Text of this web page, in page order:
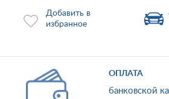
Добавить в
избранное
ОПЛАТА
банковской